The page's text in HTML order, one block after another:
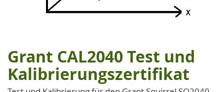
Zum
Anfang
der
Bildgalerie
Grant CAL2040 Test und
Kalibrierungszertifikat